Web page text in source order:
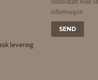
levering
innforstått med
informasjon